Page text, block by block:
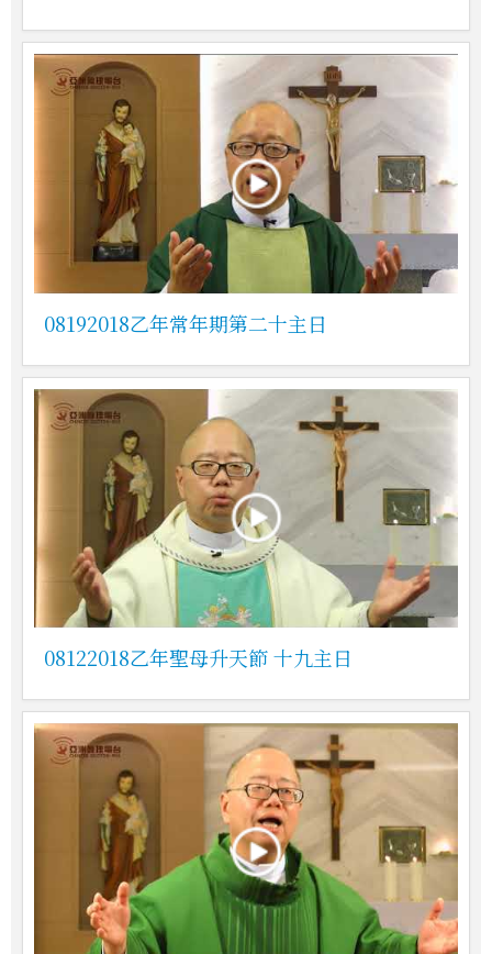
08192018乙年常年期第二十主日
08122018乙年聖母升天節 十九主日